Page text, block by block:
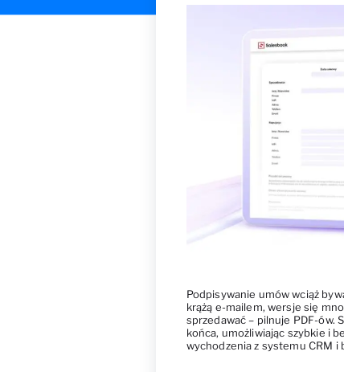
Podpisywanie umów wciąż
krążą e-mailem, wersje się
sprzedawać – pilnuje PDF-ów.
końca, umożliwiając szybkie i
wychodzenia z systemu CRM